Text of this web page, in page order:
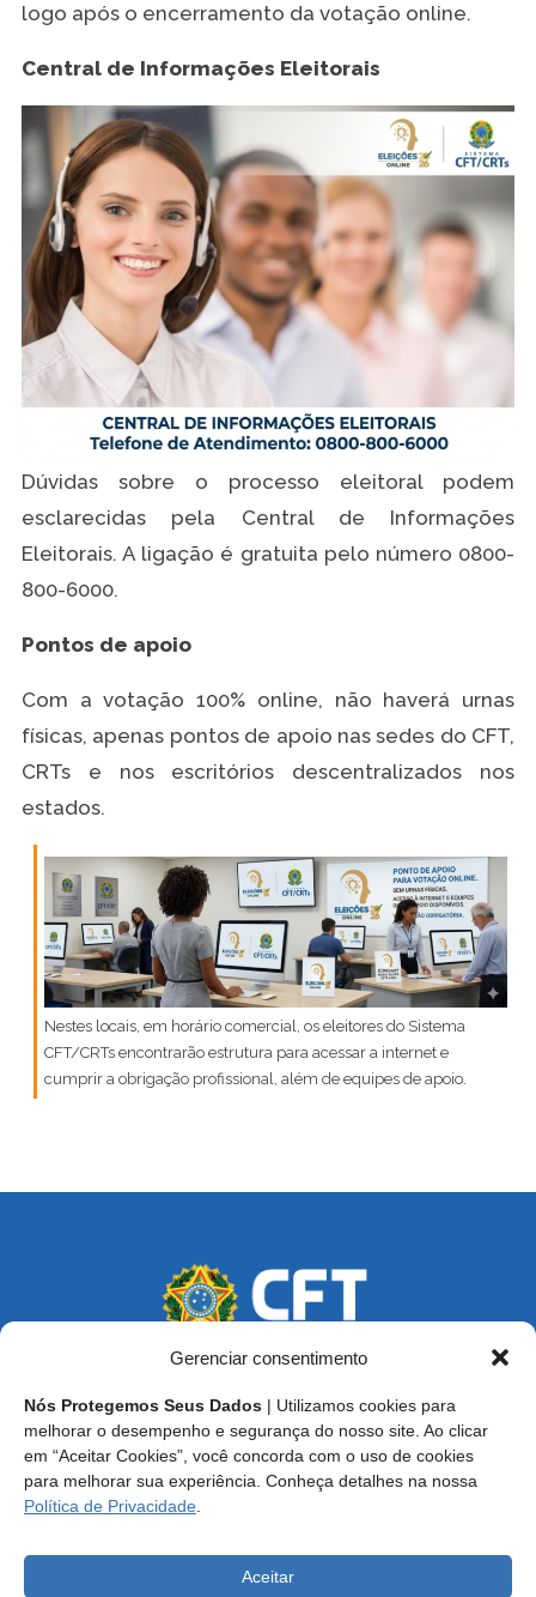
Gerenciar consentimento
Nós Protegemos Seus Dados | Utilizamos cookies para
melhorar o desempenho e segurança do nosso site. Ao clicar
em “Aceitar Cookies”, você concorda com o uso de cookies
para melhorar sua experiência. Conheça detalhes na nossa
Política de Privacidade
Aceitar
logo após o encerramento da votação online.
Central de Informações Eleitorais
Dúvidas sobre o processo eleitoral podem
esclarecidas pela Central de Informações
Eleitorais. A ligação é gratuita pelo número 0800-
800-6000.
Pontos de apoio
Com a votação 100% online, não haverá urnas
físicas, apenas pontos de apoio nas sedes do CFT,
CRTs e nos escritórios descentralizados nos
estados.
Nestes locais, em horário comercial, os eleitores do Sistema
CFT/CRTs encontrarão estrutura para acessar a internet e
cumprir a obrigação profissional, além de equipes de apoio.
Endereço: SCS, Quadra 02, Bloco D, Ed. Oscar Niemeyer,
9º Andar CEP 70.316-900 - Brasília/DF
Central de Atendimento ao Técnico:0800 016-1515